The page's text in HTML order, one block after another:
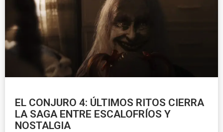
EL CONJURO 4: ÚLTIMOS RITOS CIERRA
LA SAGA ENTRE ESCALOFRÍOS Y
NOSTALGIA